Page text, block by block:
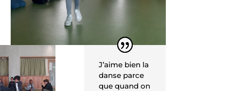
J’aime bien la
danse parce
que quand on